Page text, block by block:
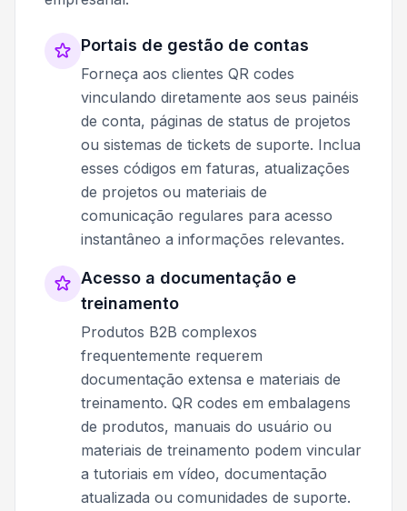
Portais de gestão de contas
Forneça aos clientes QR codes
vinculando diretamente aos seus painéis
de conta, páginas de status de projetos
ou sistemas de tickets de suporte. Inclua
esses códigos em faturas, atualizações
de projetos ou materiais de
comunicação regulares para acesso
instantâneo a informações relevantes.
Acesso a documentação e
treinamento
Produtos B2B complexos
frequentemente requerem
documentação extensa e materiais de
treinamento. QR codes em embalagens
de produtos, manuais do usuário ou
materiais de treinamento podem vincular
a tutoriais em vídeo, documentação
atualizada ou comunidades de suporte.